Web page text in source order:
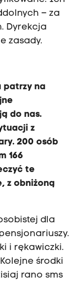
– za
Dyrekcja
zasady.
patrzy na
do nas.
z
200 osób
166
te
z obniżoną
dla
i rękawiczki.
środki
rano sms